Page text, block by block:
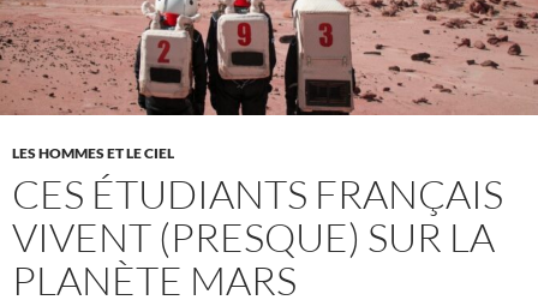
LES HOMMES ET LE CIEL
CES ÉTUDIANTS FRANÇAIS
VIVENT (PRESQUE) SUR LA
PLANÈTE MARS